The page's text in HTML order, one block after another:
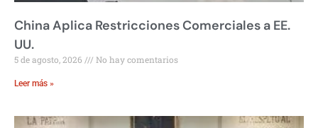
China Aplica Restricciones Comerciales a EE.
UU.
5 de agosto, 2026 No hay comentarios
Leer más »